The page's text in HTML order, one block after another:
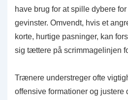
have brug for at spille dybere
gevinster. Omvendt, hvis et
korte, hurtige pasninger, kan
sig tættere på scrimmagelinjen
Trænere understreger ofte
offensive formationer og